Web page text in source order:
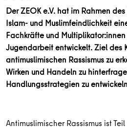
Der ZEOK e.V. hat im Rahmen
Islam- und Muslimfeindlichkeit
Fachkräfte und
Jugendarbeit entwickelt. Ziel des
antimuslimischen Rassismus zu
Wirken und Handeln zu
Handlungsstrategien zu
Antimuslimischer Rassismus ist